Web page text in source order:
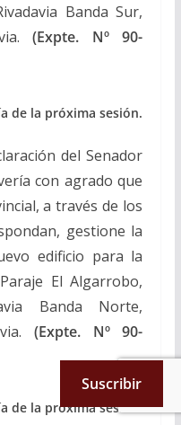
Banda Sur,
(Expte. Nº 90-
de la próxima sesión.
del Senador
con agrado que
a través de los
gestione la
edificio para la
El Algarrobo,
Banda Norte,
(Expte. Nº 90-
de la próxima sesión.
Suscribir